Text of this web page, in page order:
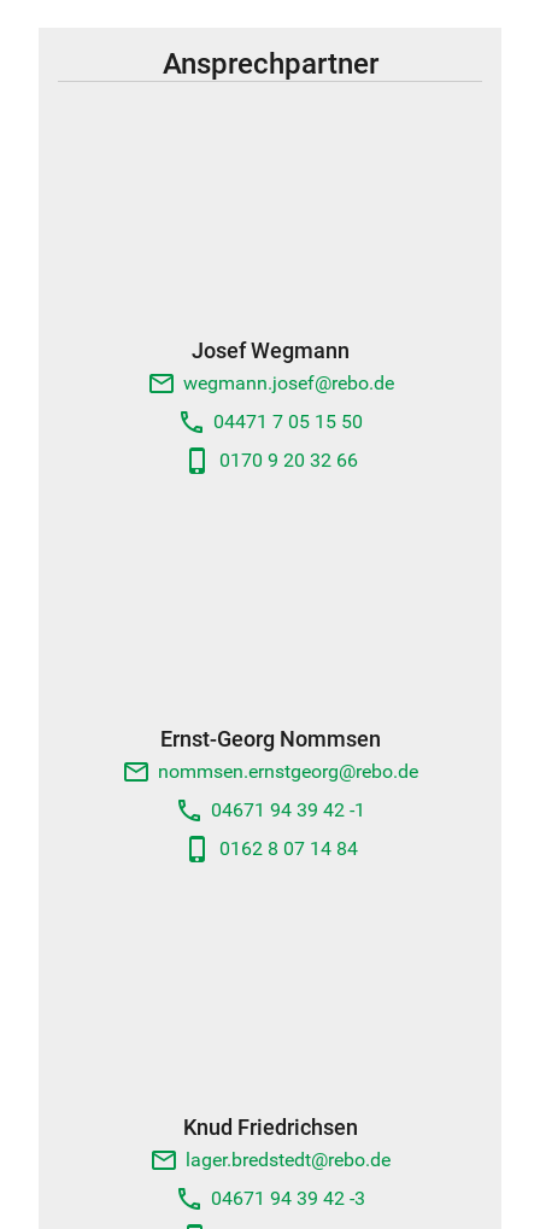
Ansprechpartner
Josef Wegmann
email wegmann.josef@rebo.de
phone 04471 7 05 15 50
phone_android 0170 9 20 32 66
Ernst-Georg Nommsen
email nommsen.ernstgeorg@rebo.de
phone 04671 94 39 42 -1
phone_android 0162 8 07 14 84
Knud Friedrichsen
email lager.bredstedt@rebo.de
phone 04671 94 39 42 -3